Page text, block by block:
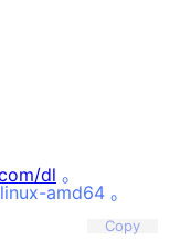
dl 。
amd64 。
Copy